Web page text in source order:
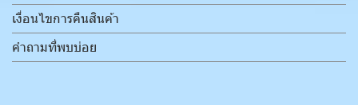
เงื่อนไขการคืนสินค้า
คำถามที่พบบ่อย